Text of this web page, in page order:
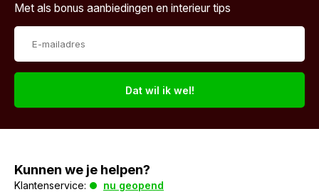
Met als bonus aanbiedingen en interieur tips
Dat wil ik wel!
Kunnen we je helpen?
Klantenservice:
nu geopend